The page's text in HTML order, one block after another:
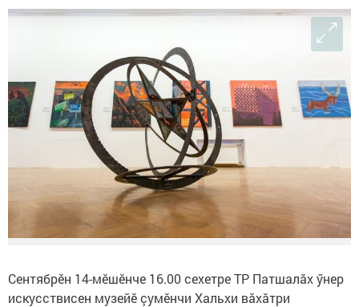
Сентябрӗн 14-мӗшӗнче 16.00 сехетре ТР Патшалăх ӳнер
искусствисен музейӗ çумӗнчи Хальхи вăхăтри